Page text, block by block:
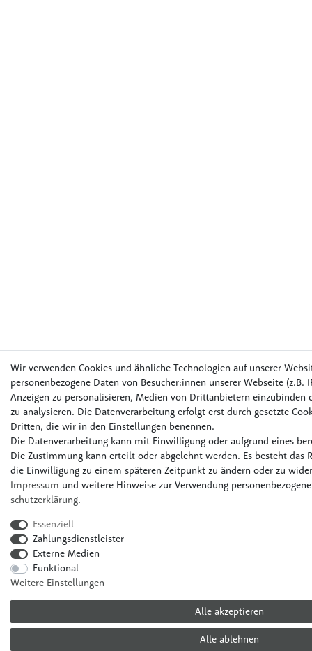
Wir verwenden Cookies und ähnliche Technologien auf unserer
personenbezogene Daten von Besucher:innen unserer Webseite (z.B.
Anzeigen zu personalisieren, Medien von Drittanbietern einzubinden
zu analysieren. Die Datenverarbeitung erfolgt erst durch gesetzte
Dritten, die wir in den Einstellungen benennen.
Die Datenverarbeitung kann mit Einwilligung oder aufgrund eines
Die Zustimmung kann erteilt oder abgelehnt werden. Es besteht das
die Einwilligung zu einem späteren Zeitpunkt zu ändern oder zu
Impressum und weitere Hinweise zur Verwendung
schutz­erklärung.
Essenziell
Zahlungsdienstleister
Externe Medien
Funktional
Weitere Einstellungen
Alle akzeptieren
Alle ablehnen